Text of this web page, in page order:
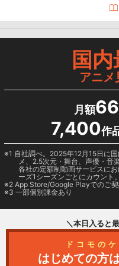
国
アニメ
月額
7,400作
1 自社調べ。2025年12月15日に
メ、2.5次元・舞台、声優・音
各社の定額制動画サービスに
ーズ1シーズンごとにカウント。
2 App Store/Google Playでのご
3 一部個別課金あり
＼本日入ると
ドコモの
はじめての方